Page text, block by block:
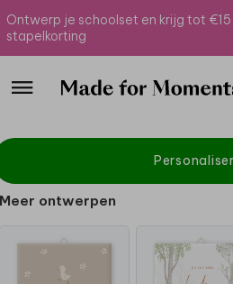
Ontwerp je schoolset en krijg tot €15
stapelkorting
Meer ontwerpen